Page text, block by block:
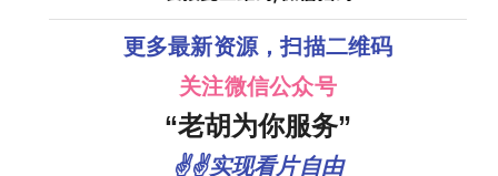
更多最新资源，扫描二维码
关注微信公众号
“老胡为你服务”
✌✌实现看片自由